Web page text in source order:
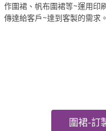
作圍裙、帆布圍裙等~運用印
傳達給客戶~達到客製的需求。
圍裙-訂